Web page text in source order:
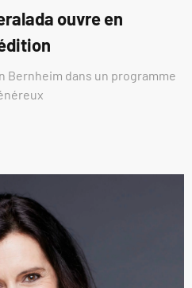
ouvre en
Bernheim dans un programme